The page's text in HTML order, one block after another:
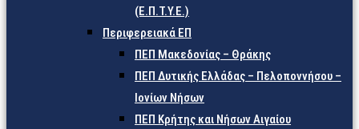
(Ε.Π.Τ.Υ.Ε.)
Περιφερειακά ΕΠ
ΠΕΠ Μακεδονίας – Θράκης
ΠΕΠ Δυτικής Ελλάδας – Πελοποννήσου –
Ιονίων Νήσων
ΠΕΠ Κρήτης και Νήσων Αιγαίου